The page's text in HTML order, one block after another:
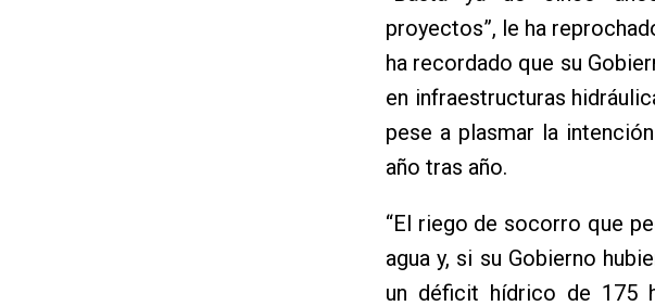
proyectos”, le ha
ha recordado que su
en infraestructuras
pese a plasmar la
año tras año.
“El riego de socorro que
agua y, si su Gobierno
un déficit hídrico de 175